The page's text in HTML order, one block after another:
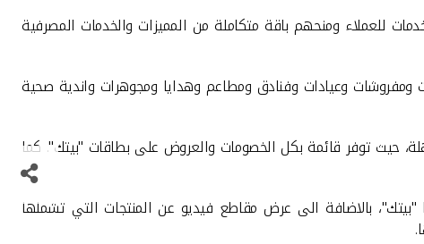
للعملاء ومنحهم باقة متكاملة من المميزات والخدمات المصرفية
ومفروشات وعيادات وفنادق ومطاعم وهدايا ومجوهرات واندية صحية
حيث توفر قائمة بكل الخصومات والعروض على بطاقات "بيتك". كما
بالاضافة الى عرض مقاطع فيديو عن المنتجات التي تشملها